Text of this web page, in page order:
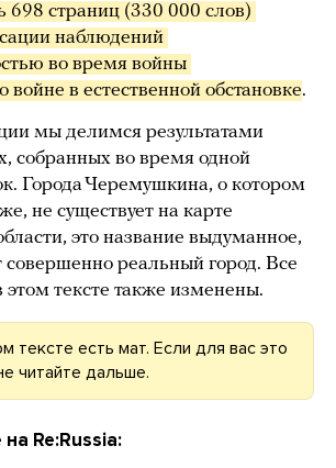
698 страниц (330 000 слов)
наблюдений
во время войны
войне в естественной обстановке.
мы делимся результатами
собранных во время одной
Города Черемушкина, о котором
не существует на карте
это название выдуманное,
совершенно реальный город. Все
тексте также изменены.
тексте есть мат. Если для вас это
читайте дальше.
Re:Russia: